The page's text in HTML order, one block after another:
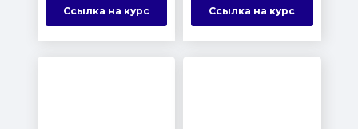
Ссылка на курс Ссылка на курс